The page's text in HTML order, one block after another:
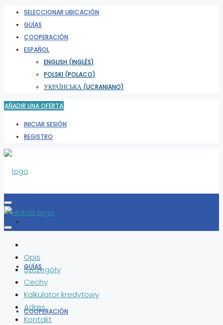
SELECCIONAR UBICACIÓN
GUÍAS
COOPERACIÓN
ESPAÑOL
ENGLISH (INGLÉS)
POLSKI (POLACO)
УКРАЇНСЬКА (UCRANIANO)
AÑADIR UNA OFERTA
INICIAR SESIÓN
REGISTRO
GUÍAS
COOPERACIÓN
Opis
Szczegóły
Cechy
Kalkulator kredytowy
Adres
Kontakt